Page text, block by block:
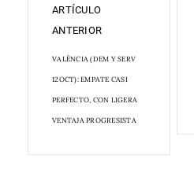
ARTÍCULO
ANTERIOR
VALÈNCIA (DEM Y SERV
12OCT): EMPATE CASI
PERFECTO, CON LIGERA
VENTAJA PROGRESISTA